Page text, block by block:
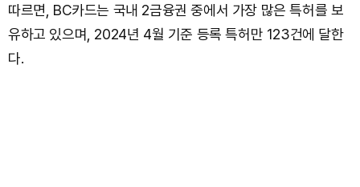
따르면, BC카드는 국내 2금융권 중에서 가장 많은 특허를 보
유하고 있으며, 2024년 4월 기준 등록 특허만 123건에 달한
다.